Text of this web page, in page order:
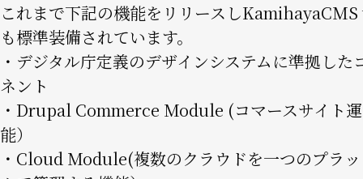
これまで下記の機能をリリースしKamihayaCMS
も標準装備されています。
・デジタル庁定義のデザインシステムに準拠した
ネント
・Drupal Commerce Module (コマースサイト
能）
・Cloud Module(複数のクラウドを一つのプラ